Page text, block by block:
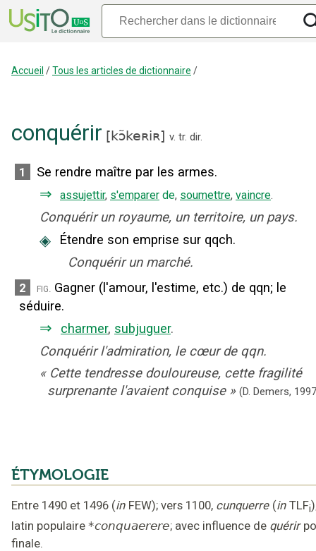
Accueil /Tous les articles de dictionnaire /
conquérir [kɔ̃keʀiʀ] v. tr. dir.
1 Se rendre maître par les armes.
⇒ assujettir, s'emparer de, soumettre, vaincre.
Conquérir un royaume, un territoire, un pays.
◈
Étendre son emprise sur qqch.
Conquérir un marché.
2 fig. Gagner (l'amour, l'estime, etc.) de qqn; le
séduire.
⇒ charmer, subjuguer.
Conquérir l'admiration, le cœur de qqn.
« Cette tendresse douloureuse, cette fragilité
surprenante l'avaient conquise » (D. Demers,
ÉTYMOLOGIE
Entre 1490 et 1496 (in FEW); vers 1100, cunquerre (in TLFi
latin populaire *conquaerere; avec influence de quérir
finale.